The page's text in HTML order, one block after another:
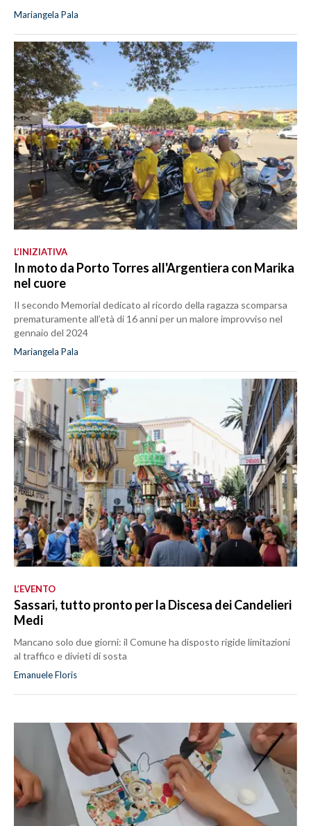
Mariangela Pala
L’INIZIATIVA
In moto da Porto Torres all'Argentiera con Marika
nel cuore
Il secondo Memorial dedicato al ricordo della ragazza scomparsa
prematuramente all’età di 16 anni per un malore improvviso nel
gennaio del 2024
Mariangela Pala
L’EVENTO
Sassari, tutto pronto per la Discesa dei Candelieri
Medi
Mancano solo due giorni: il Comune ha disposto rigide limitazioni
al traffico e divieti di sosta
Emanuele Floris